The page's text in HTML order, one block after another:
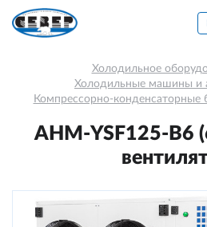
Холодильное
Холодильные машины и
Компрессорно-
АНМ-YSF125-В6